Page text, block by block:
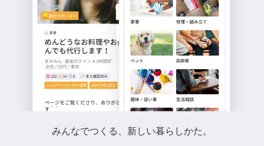
みんなでつくる、新しい暮らしかた。